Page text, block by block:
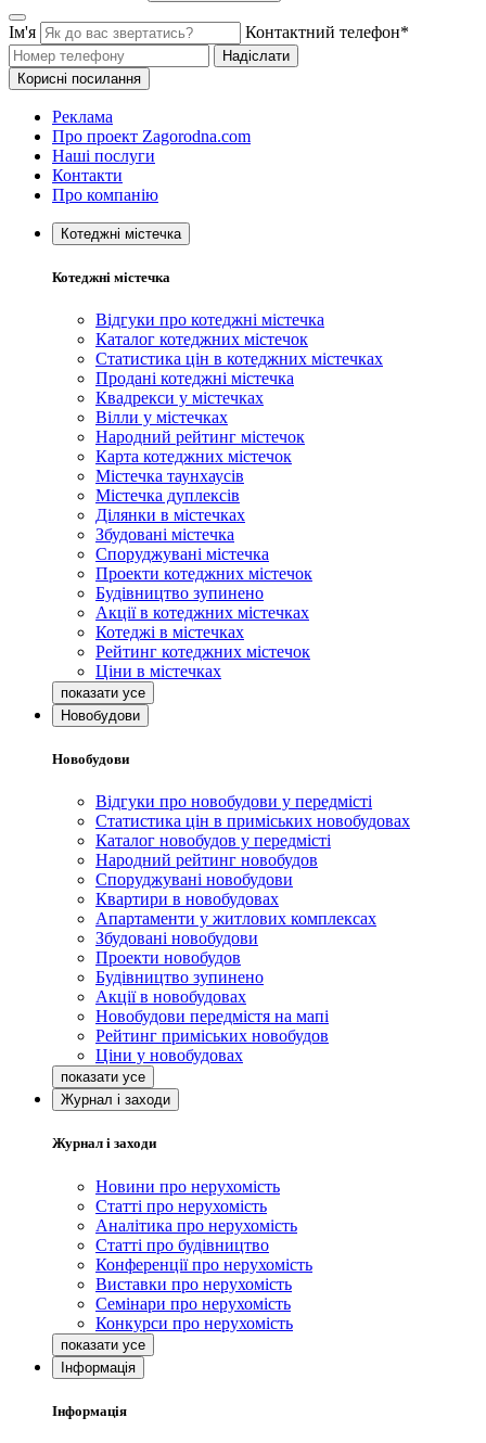
Ім'я Контактний телефон*
Надіслати
Корисні посилання
Реклама
Про проект Zagorodna.com
Наші послуги
Контакти
Про компанію
Котеджні містечка
Котеджні містечка
Відгуки про котеджні містечка
Каталог котеджних містечок
Статистика цін в котеджних містечках
Продані котеджні містечка
Квадрекси у містечках
Вілли у містечках
Народний рейтинг містечок
Карта котеджних містечок
Містечка таунхаусів
Містечка дуплексів
Ділянки в містечках
Збудовані містечка
Споруджувані містечка
Проекти котеджних містечок
Будівництво зупинено
Акції в котеджних містечках
Котеджі в містечках
Рейтинг котеджних містечок
Ціни в містечках
Новобудови
Новобудови
Відгуки про новобудови у передмісті
Статистика цін в приміських новобудовах
Каталог новобудов у передмісті
Народний рейтинг новобудов
Споруджувані новобудови
Квартири в новобудовах
Апартаменти у житлових комплексах
Збудовані новобудови
Проекти новобудов
Будівництво зупинено
Акції в новобудовах
Новобудови передмістя на мапі
Рейтинг приміських новобудов
Ціни у новобудовах
Журнал і заходи
Журнал і заходи
Новини про нерухомість
Статті про нерухомість
Аналітика про нерухомість
Статті про будівництво
Конференції про нерухомість
Виставки про нерухомість
Семінари про нерухомість
Конкурси про нерухомість
Інформація
Інформація